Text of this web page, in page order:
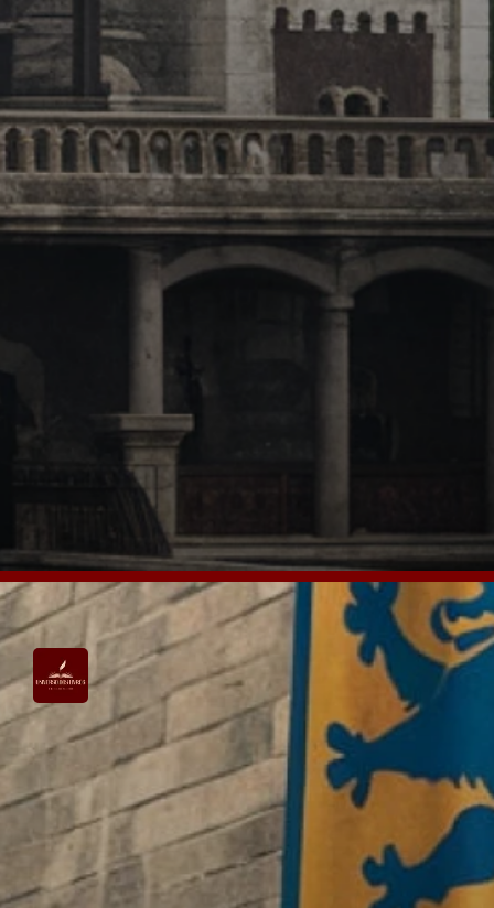
Os Sete Reinos e as Grandes
Casas
Em Westeros, os Sete Reinos são
governados por grandes casas, cada
uma com suas tradições, lealdades e
rivalidades. As casas Stark, Lannister,
algumas das mais poderosas e
influentes.
VEJA MAIS AQUI